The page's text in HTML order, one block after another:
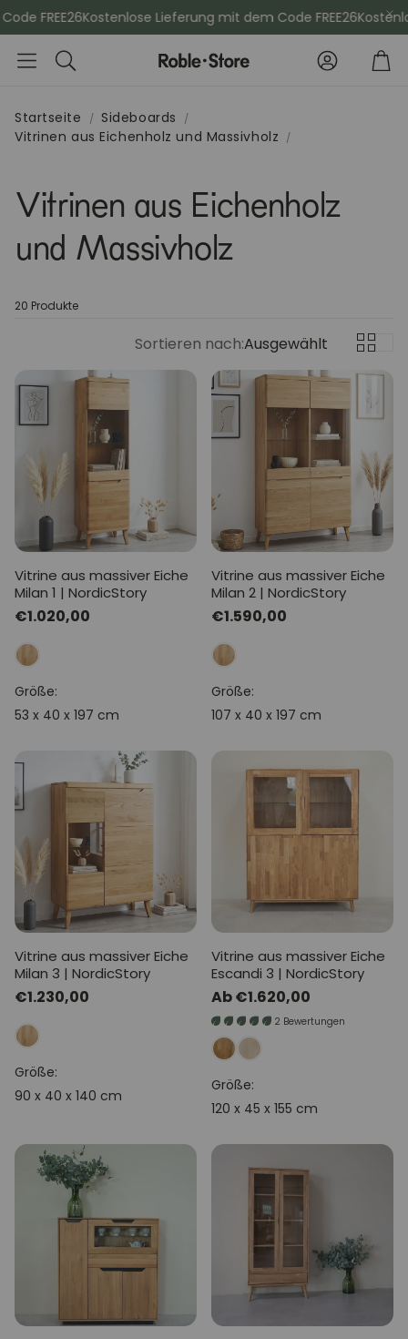
FREE26Kostenlose Lieferung mit dem Code FREE26
Suche
Konto
Sideboards
Bücherregale
Startseite
Sideboards
Vitrinen aus Eichenholz und Massivholz
Vitrinen aus Eichenholz
und Massivholz
20 Produkte
Sortieren nach:Ausgewählt
Vitrine aus massiver Eiche
Milan 1 | NordicStory
Normaler
Preis
€1.020,00
Größe:
53 x 40 x 197 cm
Vitrine aus massiver Eiche
Milan 2 | NordicStory
Normaler
Preis
€1.590,00
Größe:
107 x 40 x 197 cm
Vitrine aus massiver Eiche
Milan 3 | NordicStory
Normaler
Preis
€1.230,00
Größe:
90 x 40 x 140 cm
Vitrine aus massiver Eiche
Escandi 3 | NordicStory
Normaler
Preis
Ab €1.620,00
2 Bewertungen
Größe:
120 x 45 x 155 cm